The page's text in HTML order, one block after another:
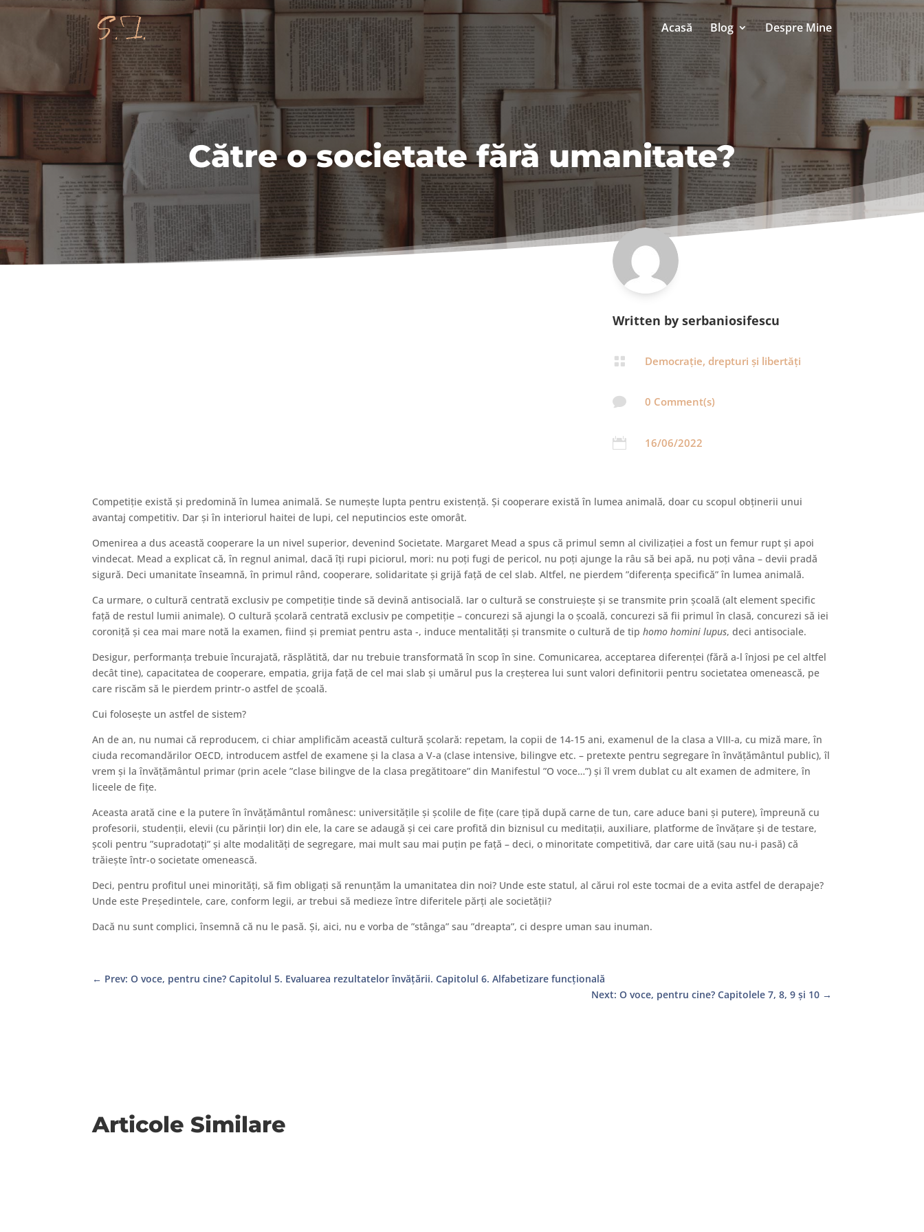
Acasă Blog Despre Mine
Către o societate fără umanitate?
Written by serbaniosifescu
 Democrație, drepturi și libertăți
 0 Comment(s)
 16/06/2022
Competiție există și predomină în lumea animală. Se numește lupta pentru existență. Și cooperare există în lumea animală, doar cu scopul obținerii unui
avantaj competitiv. Dar și în interiorul haitei de lupi, cel neputincios este omorât.
Omenirea a dus această cooperare la un nivel superior, devenind Societate. Margaret Mead a spus că primul semn al civilizației a fost un femur rupt și apoi
vindecat. Mead a explicat că, în regnul animal, dacă îți rupi piciorul, mori: nu poți fugi de pericol, nu poți ajunge la râu să bei apă, nu poți vâna – devii pradă
sigură. Deci umanitate înseamnă, în primul rând, cooperare, solidaritate și grijă față de cel slab. Altfel, ne pierdem ”diferența specifică” în lumea animală.
Ca urmare, o cultură centrată exclusiv pe competiție tinde să devină antisocială. Iar o cultură se construiește și se transmite prin școală (alt element specific
față de restul lumii animale). O cultură școlară centrată exclusiv pe competiție – concurezi să ajungi la o școală, concurezi să fii primul în clasă, concurezi să iei
coroniță și cea mai mare notă la examen, fiind și premiat pentru asta -, induce mentalități și transmite o cultură de tiphomo homini lupus, deci antisociale.
Desigur, performanța trebuie încurajată, răsplătită, dar nu trebuie transformată în scop în sine. Comunicarea, acceptarea diferenței (fără a-l înjosi pe cel altfel
decât tine), capacitatea de cooperare, empatia, grija față de cel mai slab și umărul pus la creșterea lui sunt valori definitorii pentru societatea omenească, pe
care riscăm să le pierdem printr-o astfel de școală.
Cui folosește un astfel de sistem?
An de an, nu numai că reproducem, ci chiar amplificăm această cultură școlară: repetam, la copii de 14-15 ani, examenul de la clasa a VIII-a, cu miză mare, în
ciuda recomandărilor OECD, introducem astfel de examene și la clasa a V-a (clase intensive, bilingve etc. – pretexte pentru segregare în învățământul public), îl
vrem și la învățământul primar (prin acele ”clase bilingve de la clasa pregătitoare” din Manifestul ”O voce…”) și îl vrem dublat cu alt examen de admitere, în
liceele de fițe.
Aceasta arată cine e la putere în învățământul românesc: universitățile și școlile de fițe (care țipă după carne de tun, care aduce bani și putere), împreună cu
profesorii, studenții, elevii (cu părinții lor) din ele, la care se adaugă și cei care profită din biznisul cu meditații, auxiliare, platforme de învățare și de testare,
școli pentru ”supradotați” și alte modalități de segregare, mai mult sau mai puțin pe față – deci, o minoritate competitivă, dar care uită (sau nu-i pasă) că
trăiește într-o societate omenească.
Deci, pentru profitul unei minorități, să fim obligați să renunțăm la umanitatea din noi? Unde este statul, al cărui rol este tocmai de a evita astfel de derapaje?
Unde este Președintele, care, conform legii, ar trebui să medieze între diferitele părți ale societății?
Dacă nu sunt complici, însemnă că nu le pasă. Și, aici, nu e vorba de ”stânga” sau ”dreapta”, ci despre uman sau inuman.
← Prev: O voce, pentru cine? Capitolul 5. Evaluarea rezultatelor învățării. Capitolul 6. Alfabetizare funcțională
Next: O voce, pentru cine? Capitolele 7, 8, 9 și 10→
Articole Similare